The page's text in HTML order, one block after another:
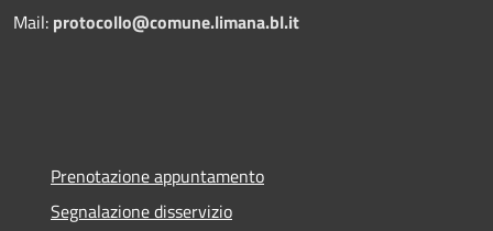
Mail: protocollo@comune.limana.bl.it
Prenotazione appuntamento
Segnalazione disservizio